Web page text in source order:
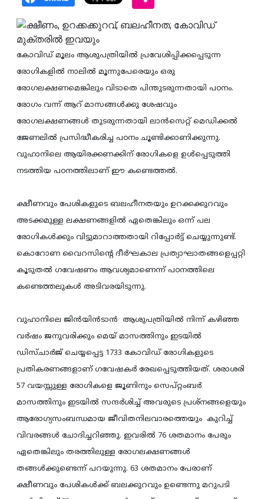
കോവിഡ് മൂലം ആശുപത്രിയില്‍ പ്രവേശിപ്പിക്കപ്പെടുന്ന
രോഗികളില്‍ നാലില്‍ മൂന്നുപേരെയും ഒരു
രോഗലക്ഷണമെങ്കിലും വിടാതെ പിന്തുടരുന്നതായി പഠനം.
രോഗം വന്ന് ആറ് മാസങ്ങള്‍ക്കു ശേഷവും
രോഗലക്ഷണങ്ങള്‍ തുടരുന്നതായി ലാന്‍സെറ്റ് മെഡിക്കല്‍
ജേണലില്‍ പ്രസിദ്ധീകരിച്ച പഠനം ചൂണ്ടിക്കാണിക്കുന്നു.
വുഹാനിലെ ആയിരക്കണക്കിന് രോഗികളെ ഉള്‍പ്പെടുത്തി
നടത്തിയ പഠനത്തിലാണ് ഈ കണ്ടെത്തല്‍.
ക്ഷീണവും പേശികളുടെ ബലഹീനതയും ഉറക്കക്കുറവും
അടക്കമുള്ള ലക്ഷണങ്ങളില്‍ ഏതെങ്കിലും ഒന്ന് പല
രോഗികള്‍ക്കും വിട്ടുമാറാത്തതായി റിപ്പോര്‍ട്ട് ചെയ്യുന്നുണ്ട്.
കൊറോണ വൈറസിന്റെ ദീര്‍ഘകാല പ്രത്യാഘാതങ്ങളെപ്പറ്റി
കൂടുതല്‍ ഗവേഷണം ആവശ്യമാണെന്ന് പഠനത്തിലെ
കണ്ടെത്തലുകള്‍ അടിവരയിടുന്നു.
വുഹാനിലെ ജിന്‍യിന്‍ടാന്‍ ആശുപത്രിയില്‍ നിന്ന് കഴിഞ്ഞ
വര്‍ഷം ജനുവരിക്കും മെയ് മാസത്തിനും ഇടയില്‍
ഡിസ്ചാര്‍ജ് ചെയ്യപ്പെട്ട 1733 കോവിഡ് രോഗികളുടെ
പ്രതികരണങ്ങളാണ് ഗവേഷകര്‍ രേഖപ്പെടുത്തിയത്. ശരാശരി
57 വയസ്സുള്ള രോഗികളെ ജൂണിനും സെപ്റ്റംബര്‍
മാസത്തിനും ഇടയില്‍ സന്ദര്‍ശിച്ച് അവരുടെ പ്രശ്‌നങ്ങളെയും
ആരോഗ്യസംബന്ധമായ ജീവിതനിലവാരത്തെയും കുറിച്ച്
വിവരങ്ങള്‍ ചോദിച്ചറിഞ്ഞു. ഇവരില്‍ 76 ശതമാനം പേരും
ഏതെങ്കിലും തരത്തിലുള്ള രോഗലക്ഷണങ്ങള്‍
തങ്ങള്‍ക്കുണ്ടെന്ന് പറയുന്നു. 63 ശതമാനം പേരാണ്
ക്ഷീണവും പേശികള്‍ക്ക് ബലക്കുറവും ഉണ്ടെന്നു മറുപടി